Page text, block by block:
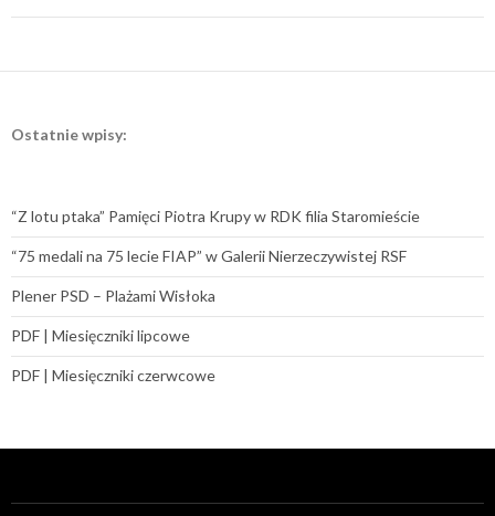
Ostatnie wpisy:
“Z lotu ptaka” Pamięci Piotra Krupy w RDK filia Staromieście
“75 medali na 75 lecie FIAP” w Galerii Nierzeczywistej RSF
Plener PSD – Plażami Wisłoka
PDF | Miesięczniki lipcowe
PDF | Miesięczniki czerwcowe